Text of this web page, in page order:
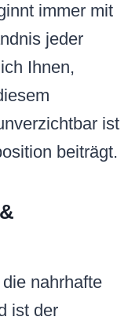
immer mit
jeder
Ihnen,
ist
beiträgt.
nahrhafte
ist der